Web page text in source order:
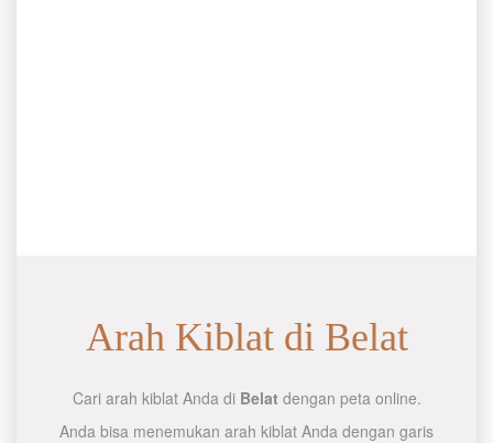
Arah Kiblat di Belat
Cari arah kiblat Anda di Belat dengan peta online.
Anda bisa menemukan arah kiblat Anda dengan garis